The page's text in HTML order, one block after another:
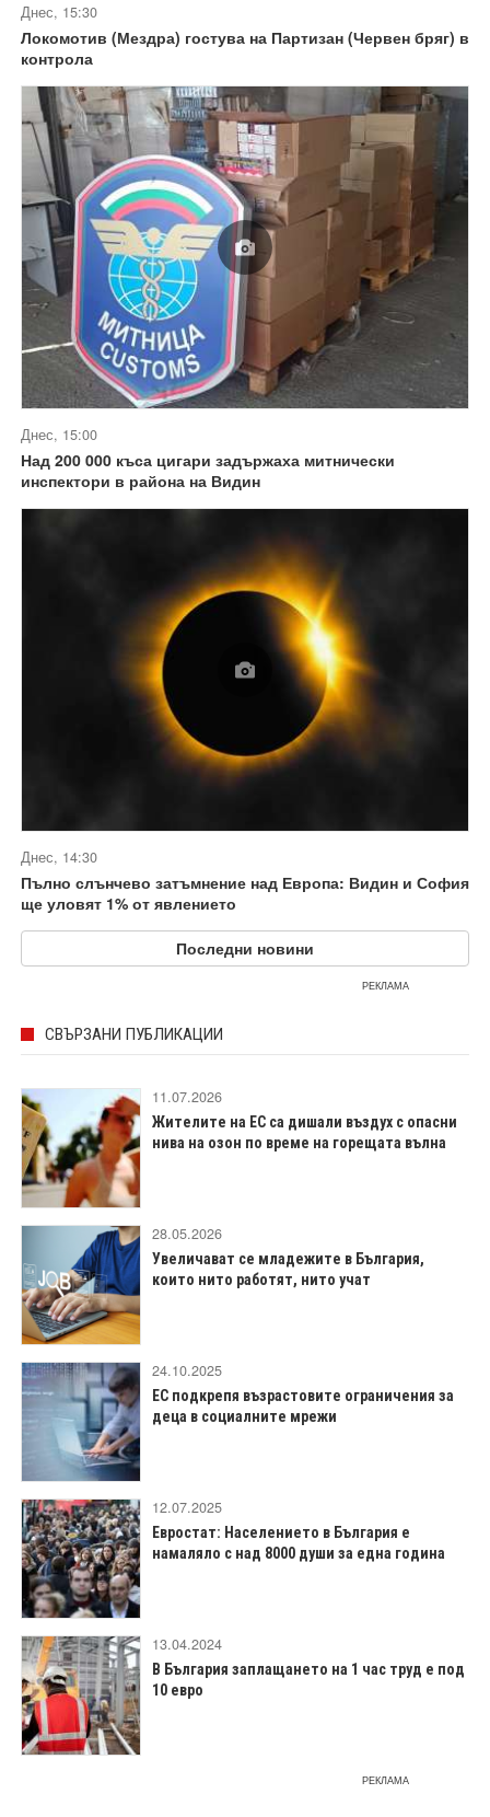
Днес, 15:30
Локомотив (Мездра) гостува на Партизан (Червен бряг) в
контрола
Днес, 15:00
Над 200 000 къса цигари задържаха митнически
инспектори в района на Видин
Днес, 14:30
Пълно слънчево затъмнение над Европа: Видин и София
ще уловят 1% от явлението
Последни новини
РЕКЛАМА
СВЪРЗАНИ ПУБЛИКАЦИИ
11.07.2026
Жителите на ЕС са дишали въздух с опасни
нива на озон по време на горещата вълна
28.05.2026
Увеличават се младежите в България,
които нито работят, нито учат
24.10.2025
ЕС подкрепя възрастовите ограничения за
деца в социалните мрежи
12.07.2025
Евростат: Населението в България е
намаляло с над 8000 души за една година
13.04.2024
В България заплащането на 1 час труд е под
10 евро
РЕКЛАМА